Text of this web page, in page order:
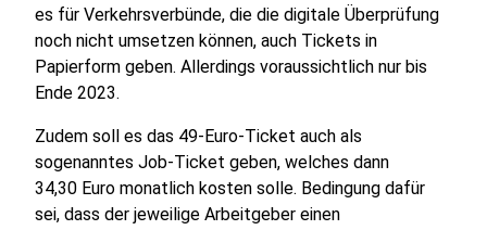
es für Verkehrsverbünde, die die digitale Überprüfung
noch nicht umsetzen können, auch Tickets in
Papierform geben. Allerdings voraussichtlich nur bis
Ende 2023.
Zudem soll es das 49-Euro-Ticket auch als
sogenanntes Job-Ticket geben, welches dann
34,30 Euro monatlich kosten solle. Bedingung dafür
sei, dass der jeweilige Arbeitgeber einen